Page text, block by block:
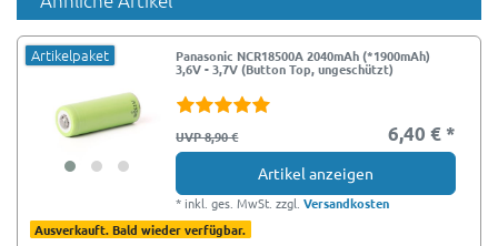
Artikelpaket Panasonic NCR18500A 2040mAh (*1900mAh)
3,6V - 3,7V (Button Top, ungeschützt)
UVP 8,90 € 6,40 € *
Artikel anzeigen
* inkl. ges. MwSt. zzgl.Versandkosten
Ausverkauft. Bald wieder verfügbar.